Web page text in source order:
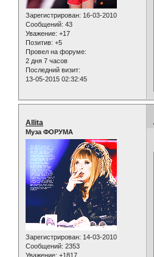
Зарегистрирован: 16-03-2010
Сообщений: 43
Уважение: +17
Позитив: +5
Провел на форуме:
2 дня 7 часов
Последний визит:
13-05-2015 02:32:45
Allita
Муза ФОРУМА
Зарегистрирован: 14-03-2010
Сообщений: 2353
Уважение: +1817